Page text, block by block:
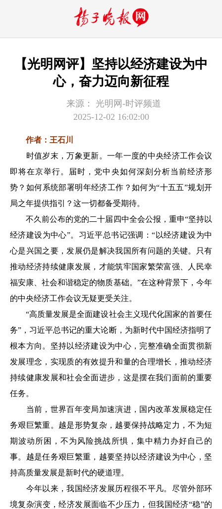
【光明网评】坚持以经济建设为中
心，奋力迈向新征程
来源：
光明网-时评频道
2025-12-02 16:02:00
作者：王石川
时值岁末，万象更新。一年一度的中央经济工作会议
即将在京举行。届时，党中央如何深刻分析当前经济形
势？如何系统部署明年经济工作？如何为“十五五”规划开
局之年提供指引？这一切都备受期待。
不久前公布的党的二十届四中全会公报，重申“坚持以
经济建设为中心”。习近平总书记强调：“以经济建设为中
心是兴国之要，发展仍是解决我国所有问题的关键。只有
推动经济持续健康发展，才能筑牢国家繁荣富强、人民幸
福安康、社会和谐稳定的物质基础。”在这种背景下，今年
的中央经济工作会议无疑更受关注。
“高质量发展是全面建设社会主义现代化国家的首要任
务”，习近平总书记的重大论断，为新时代中国经济指明了
根本方向。坚持以经济建设为中心，完整准确全面贯彻新
发展理念，实现质的有效提升和量的合理增长，推动经济
持续健康发展和社会全面进步，这是摆在我们面前的重要
任务。
当前，世界百年变局加速演进，国内改革发展稳定任
务艰巨繁重。越是形势复杂，越要保持战略定力，不为短
期波动所困，不为风险挑战所惧，集中精力办好自己的
事。越是任务艰巨繁重，越要坚持以经济建设为中心，坚
持高质量发展是新时代的硬道理。
今年以来，我国经济发展历程很不平凡。尽管外部环
境复杂演变，经济发展面临不少压力，但我国经济“稳”的